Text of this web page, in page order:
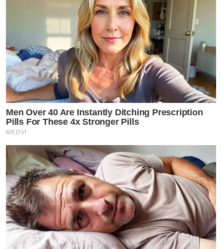
Men Over 40 Are Instantly Ditching Prescription
Pills For These 4x Stronger Pills
MEDVI